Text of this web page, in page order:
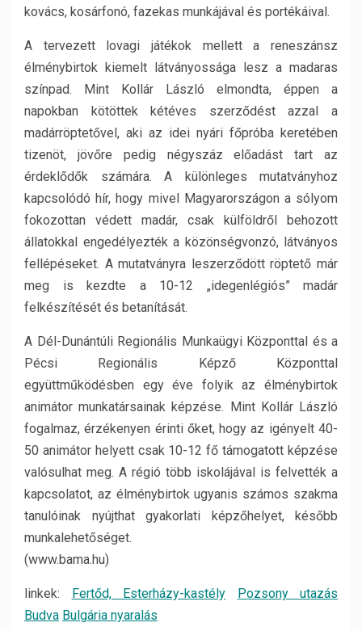
kovács, kosárfonó, fazekas munkájával és portékáival.
A tervezett lovagi játékok mellett a reneszánsz
élménybirtok kiemelt látványossága lesz a madaras
színpad. Mint Kollár László elmondta, éppen a
napokban kötöttek kétéves szerződést azzal a
madárröptetővel, aki az idei nyári főpróba keretében
tizenöt, jövőre pedig négyszáz előadást tart az
érdeklődők számára. A különleges mutatványhoz
kapcsolódó hír, hogy mivel Magyarországon a sólyom
fokozottan védett madár, csak külföldről behozott
állatokkal engedélyezték a közönségvonzó, látványos
fellépéseket. A mutatványra leszerződött röptető már
meg is kezdte a 10-12 „idegenlégiós” madár
felkészítését és betanítását.
A Dél-Dunántúli Regionális Munkaügyi Központtal és a
Pécsi Regionális Képző Központtal
együttműködésben egy éve folyik az élménybirtok
animátor munkatársainak képzése. Mint Kollár László
fogalmaz, érzékenyen érinti őket, hogy az igényelt 40-
50 animátor helyett csak 10-12 fő támogatott képzése
valósulhat meg. A régió több iskolájával is felvették a
kapcsolatot, az élménybirtok ugyanis számos szakma
tanulóinak nyújthat gyakorlati képzőhelyet, később
munkalehetőséget.
(www.bama.hu)
linkek: Fertőd, Esterházy-kastély
Pozsony utazás
Budva Bulgária nyaralás